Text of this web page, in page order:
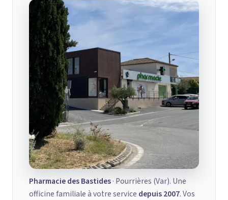
Pharmacie des Bastides· Pourrières (Var). Une
officine familiale à votre service depuis 2007. Vos